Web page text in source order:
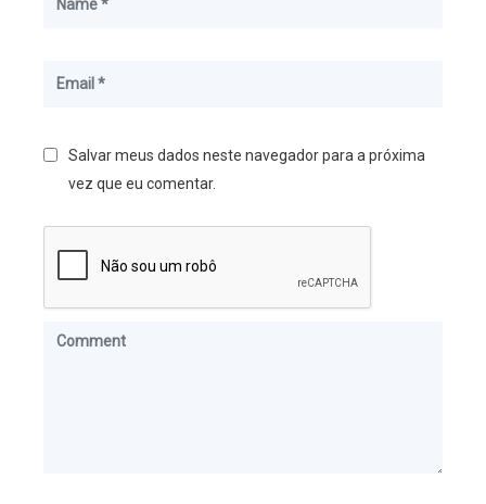
Salvar meus dados neste navegador para a próxima
vez que eu comentar.